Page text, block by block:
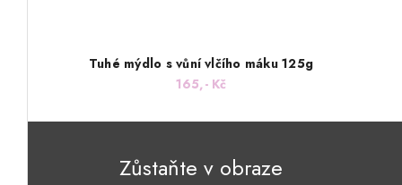
Tuhé mýdlo s vůní vlčího máku 125g
165,- Kč
Zůstaňte v obraze